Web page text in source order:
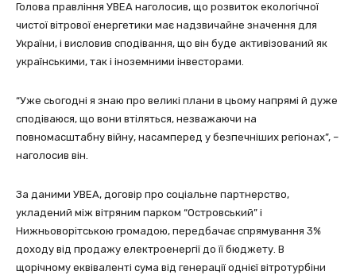
Голова правління УВЕА наголосив, що розвиток екологічної
чистої вітрової енергетики має надзвичайне значення для
України, і висловив сподівання, що він буде активізований як
українськими, так і іноземними інвесторами.
“Уже сьогодні я знаю про великі плани в цьому напрямі й дуже
сподіваюся, що вони втіляться, незважаючи на
повномасштабну війну, насамперед у безпечніших регіонах”, –
наголосив він.
За даними УВЕА, договір про соціальне партнерство,
укладений між вітряним парком “Островський” і
Нижньоворітською громадою, передбачає спрямування 3%
доходу від продажу електроенергії до її бюджету. В
щорічному еквіваленті сума від генерації однієї вітротурбіни